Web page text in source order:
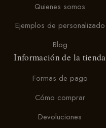
Quienes somos
Ejemplos de personalizado
Blog
Información de la tienda
Formas de pago
Cómo comprar
Devoluciones